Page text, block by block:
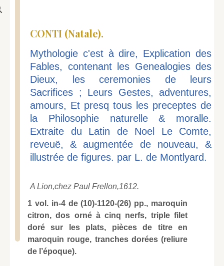
CONTI (Natale).
Mythologie c'est à dire, Explication des
Fables, contenant les Genealogies des
Dieux, les ceremonies de leurs
Sacrifices ; Leurs Gestes, adventures,
amours, Et presq tous les preceptes de
la Philosophie naturelle & moralle.
Extraite du Latin de Noel Le Comte,
reveuë, & augmentée de nouveau, &
illustrée de figures. par L. de Montlyard.
A Lion,chez Paul Frellon,1612.
1 vol. in-4 de (10)-1120-(26) pp., maroquin
citron, dos orné à cinq nerfs, triple filet
doré sur les plats, pièces de titre en
maroquin rouge, tranches dorées (reliure
de l’époque).